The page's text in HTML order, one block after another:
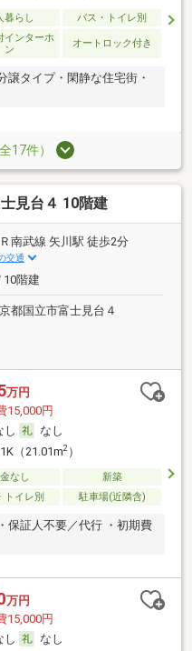
暮らし バス・トイレ別
インターホ
ン
オートロック付き
譲タイプ・閑静な住宅街・
17件）
見台４ 10階建
Ｒ南武線 矢川駅 徒歩2分
交通
10階建
都国立市富士見台４
万円
15,000円
し
なし
（21.01m2）
なし
新築
トイレ別 駐車場(近隣含)
保証人不要／代行 ・初期費
万円
15,000円
し
なし